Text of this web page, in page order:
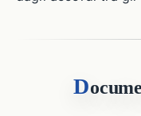
D